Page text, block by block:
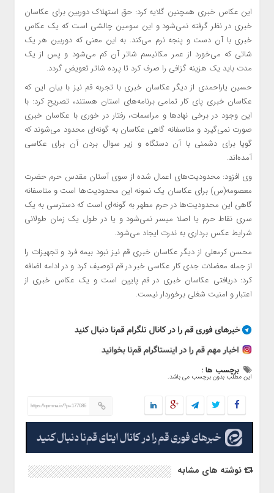
این عکاس خبری همچنین گلایه کرد: حق استهلاک دوربین برای عکاسان
خبری در نظر گرفته نمی‌شود و این سومین چالشی است که یک عکاس
خبری با آن دست و پنجه نرم می‌کند. به این معنی که دوربین هر یک
شاتی که می‌خورد از عمر مکانیسم شاتر آن کم می‌شود و پس از یک
مدت باید یک هزینه گزافی را صرف کرد تا پرده شاتر تعویض گردد.
حسین یاراحمدی از دیگر عکاسان خبری با تجربه قم نیز با بیان این که
عکاسان خبری پای کار تمامی برنامه‌های استان هستند، تصریح کرد: با
این وجود در برخی نهادها و مراسمات، رفتار در خوری با عکاسان خبری
صورت نمی‌گیرد و متاسفانه گاهی عکاسان به گونه‌ای محدود می‌شوند که
گویا برای دشمنی با آن دستگاه و زیر سوال بردن آن برای عکاسی
آمده‌اند.
وی افزود: محدودیت‌های اعمال شده از سوی آستان مقدس حرم حضرت
معصومه(س) برای عکاسان یک نمونه این محدودیت‌ها است و متاسفانه
گاهی این محدودیت‌ها در حرم مطهر به گونه‌ای است که دسترسی به یک
سری نقاط حرم یا اصلا میسر نمی‌شود و یا در طول یک زمان طولانی
شرایط عکس برداری به ندرت ایجاد می‌شود.
محسن کرمعلی از دیگر عکاسان خبری قم نیز نبود بیمه فرد و تجهیزات را
از جمله معضلات جدی کار عکاسی خبر در قم توصیف کرد و در ادامه اضافه
کرد: دریافتی عکاسان خبری در قم پایین است و یک عکاس خبری از
اعتبار و امنیت شغلی برخوردار نیست.
برچسب ها :
این مطلب بدون برچسب می باشد.
https://qomna.ir/?p=177086
نوشته های مشابه